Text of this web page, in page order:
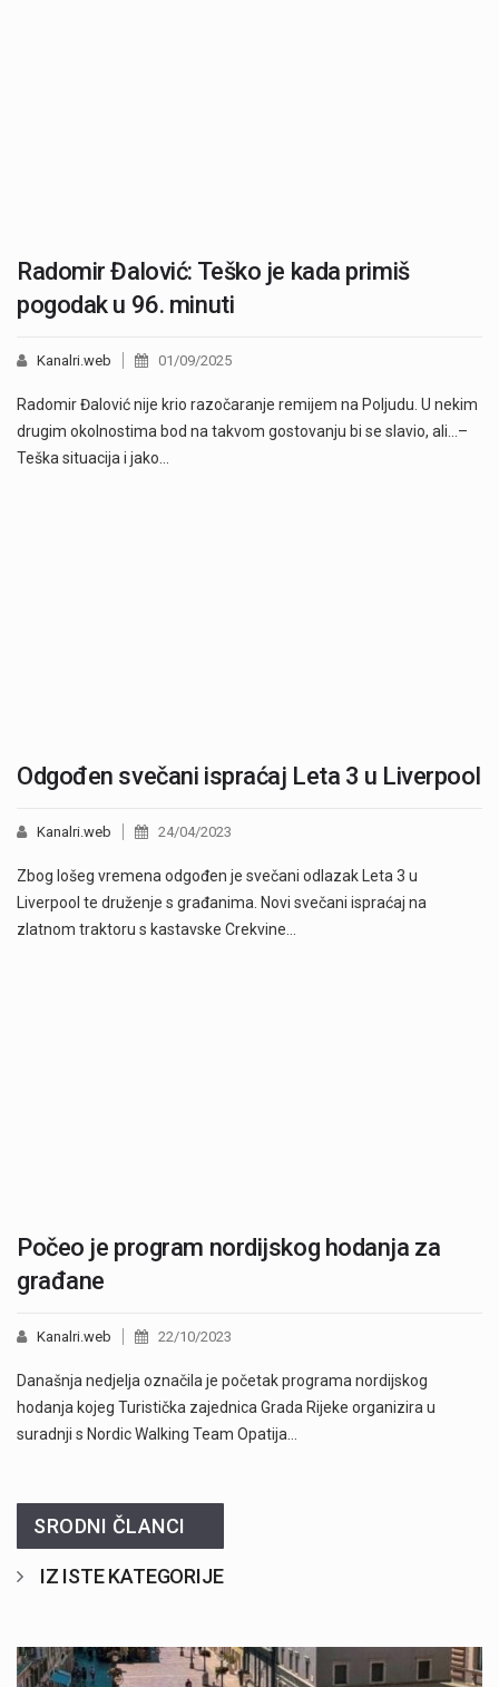
Radomir Đalović: Teško je kada primiš
pogodak u 96. minuti
Kanalri.web 01/09/2025
Radomir Đalović nije krio razočaranje remijem na Poljudu. U nekim
drugim okolnostima bod na takvom gostovanju bi se slavio, ali…–
Teška situacija i jako…
Odgođen svečani ispraćaj Leta 3 u Liverpool
Kanalri.web 24/04/2023
Zbog lošeg vremena odgođen je svečani odlazak Leta 3 u
Liverpool te druženje s građanima. Novi svečani ispraćaj na
zlatnom traktoru s kastavske Crekvine…
Počeo je program nordijskog hodanja za
građane
Kanalri.web 22/10/2023
Današnja nedjelja označila je početak programa nordijskog
hodanja kojeg Turistička zajednica Grada Rijeke organizira u
suradnji s Nordic Walking Team Opatija…
SRODNI ČLANCI
IZ ISTE KATEGORIJE